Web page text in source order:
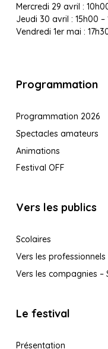
Mercredi 29 avril :
Jeudi 30 avril : 15h00 –
Vendredi 1er mai :
Programmation
Programmation 2026
Spectacles amateurs
Animations
Festival OFF
Vers les publics
Scolaires
Vers les
Vers les compagnies –
Le festival
Présentation